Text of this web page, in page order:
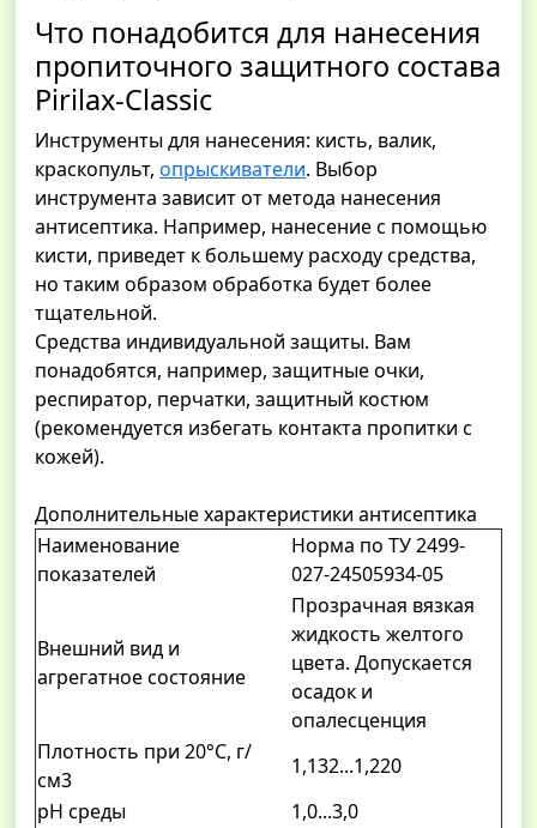
Что понадобится для нанесения
пропиточного защитного состава
Pirilax-Classic
Инструменты для нанесения: кисть, валик,
краскопульт, опрыскиватели. Выбор
инструмента зависит от метода нанесения
антисептика. Например, нанесение с помощью
кисти, приведет к большему расходу средства,
но таким образом обработка будет более
тщательной.
Средства индивидуальной защиты. Вам
понадобятся, например, защитные очки,
респиратор, перчатки, защитный костюм
(рекомендуется избегать контакта пропитки с
кожей).
Дополнительные характеристики антисептика
Наименование
показателей
Норма по ТУ 2499-
027-24505934-05
Внешний вид и
агрегатное состояние
Прозрачная вязкая
жидкость желтого
цвета. Допускается
осадок и
опалесценция
Плотность при 20°С, г/
см3
1,132...1,220
рН среды
1,0...3,0